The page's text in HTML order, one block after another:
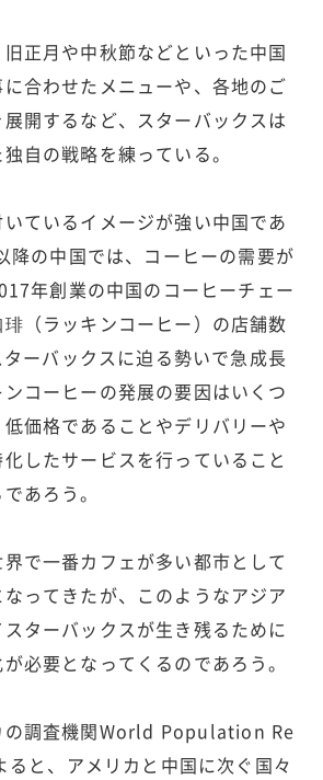
正月や中秋節などといった中国
合わせたメニューや、各地のご
開するなど、スターバックスは
自の戦略を練っている。
ているイメージが強い中国であ
降の中国では、コーヒーの需要が
年創業の中国のコーヒーチェー
（ラッキンコーヒー）の店舗数
ーバックスに迫る勢いで急成長
コーヒーの発展の要因はいくつ
価格であることやデリバリーや
したサービスを行っていること
あろう。
で一番カフェが多い都市として
ってきたが、このようなアジア
ターバックスが生き残るために
必要となってくるのであろう。
の調査機関World Population Re
と、アメリカと中国に次ぐ国々